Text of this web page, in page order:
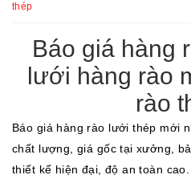
thép
Báo giá hàng
lưới hàng rào
rào
Báo giá hàng rào lưới thép mới
chất lượng, giá gốc tại xưởng,
thiết kế hiện đại, độ an toàn cao.